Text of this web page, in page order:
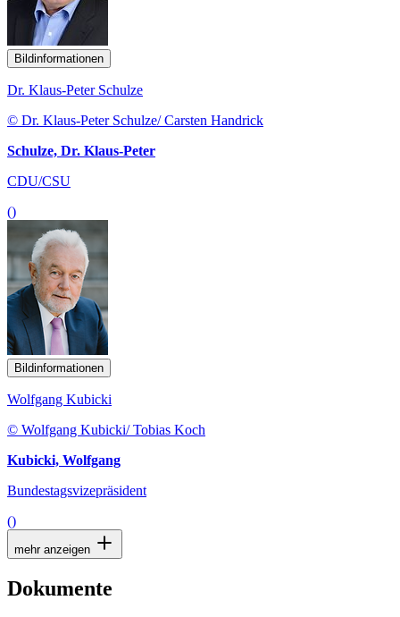
Bildinformationen
Dr. Klaus-Peter Schulze
© Dr. Klaus-Peter Schulze/ Carsten Handrick
Schulze, Dr. Klaus-Peter
CDU/CSU
()
Bildinformationen
Wolfgang Kubicki
© Wolfgang Kubicki/ Tobias Koch
Kubicki, Wolfgang
Bundestagsvizepräsident
()
mehr anzeigen
Dokumente